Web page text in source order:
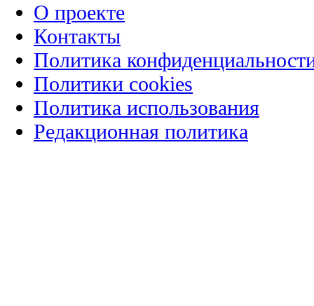
О проекте
Контакты
Политика
Политики cookies
Политика использования
Редакционная политика